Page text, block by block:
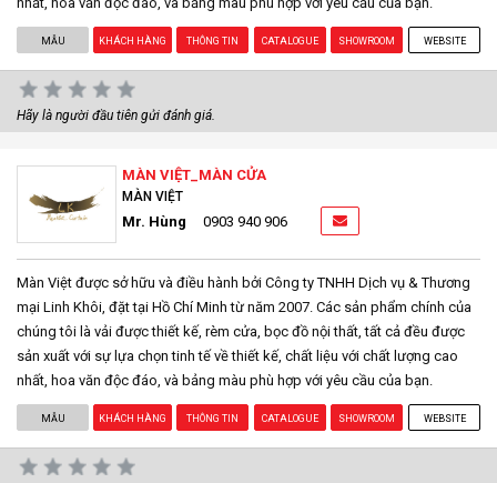
MẪU KHÁCH HÀNG THÔNG TIN CATALOGUE SHOWROOM WEBSITE
Hãy là người đầu tiên gửi đánh giá.
MÀN VIỆT_MÀN CỬA
MÀN VIỆT
Mr. Hùng 0903 940 906
Màn Việt được sở hữu và điều hành bởi Công ty TNHH Dịch vụ & Thương
mại Linh Khôi, đặt tại Hồ Chí Minh từ năm 2007. Các sản phẩm chính của
chúng tôi là vải được thiết kế, rèm cửa, bọc đồ nội thất, tất cả đều được
sản xuất với sự lựa chọn tinh tế về thiết kế, chất liệu với chất lượng cao
nhất, hoa văn độc đáo, và bảng màu phù hợp với yêu cầu của bạn.
MẪU KHÁCH HÀNG THÔNG TIN CATALOGUE SHOWROOM WEBSITE